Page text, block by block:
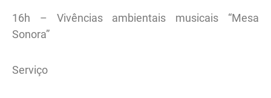
16h – Vivências ambientais musicais “Mesa
Sonora”
Serviço